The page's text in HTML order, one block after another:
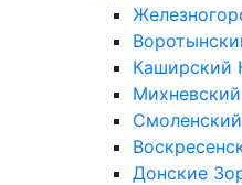
Каширский
Донские